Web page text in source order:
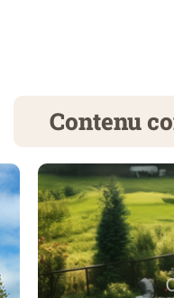
Contenu